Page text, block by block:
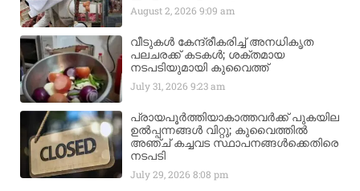
August 2, 20269:09 am
വീടുകൾ കേന്ദ്രീകരിച്ച് അനധികൃത
പലചരക്ക് കടകൾ; ശക്തമായ
നടപടിയുമായി കുവൈത്ത്
July 31, 20269:23 am
പ്രായപൂർത്തിയാകാത്തവർക്ക് പുകയില
ഉൽപ്പന്നങ്ങൾ വിറ്റു; കുവൈത്തിൽ
അഞ്ച് കച്ചവട സ്ഥാപനങ്ങൾക്കെതിരെ
നടപടി
July 29, 20268:08 pm